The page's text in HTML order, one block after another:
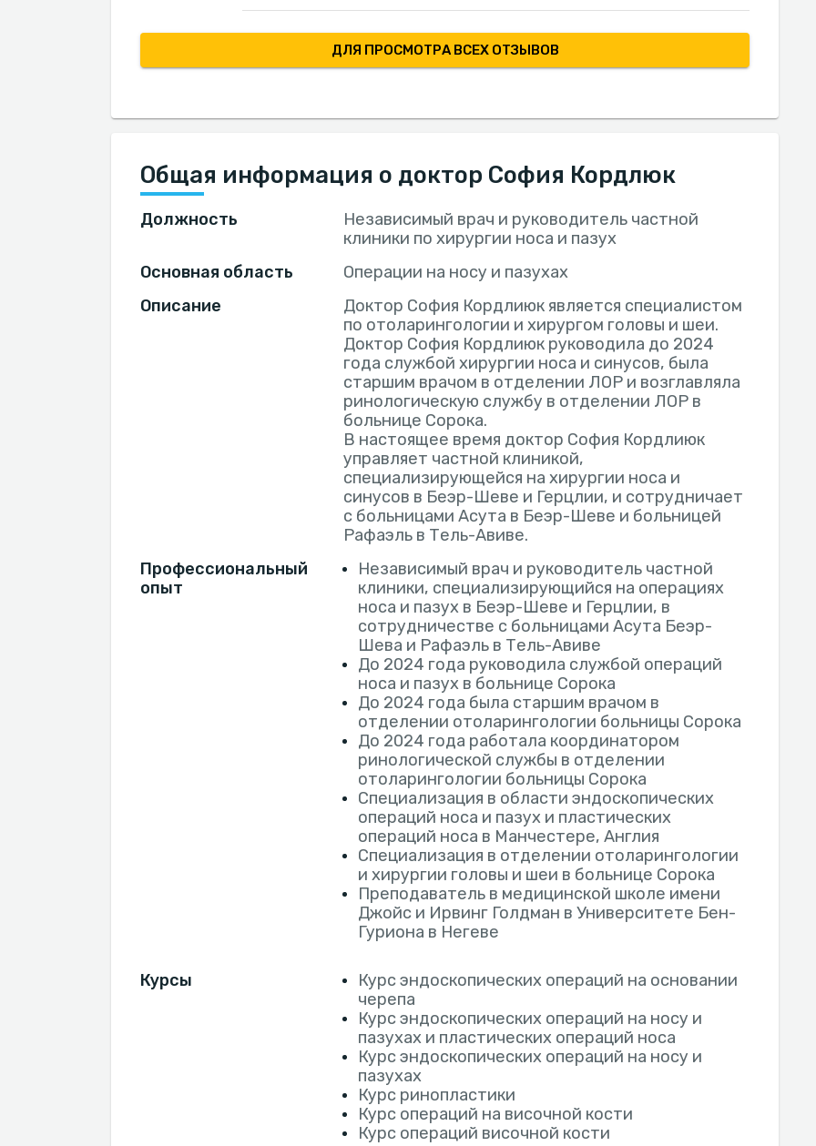
ДЛЯ ПРОСМОТРА ВСЕХ ОТЗЫВОВ
Общая информация о доктор София Кордлюк
Должность
Независимый врач и руководитель частной
клиники по хирургии носа и пазух
Основная область
Операции на носу и пазухах
Описание
Доктор София Кордлиюк является специалистом
по отоларингологии и хирургом головы и шеи.
Доктор София Кордлиюк руководила до 2024
года службой хирургии носа и синусов, была
старшим врачом в отделении ЛОР и возглавляла
ринологическую службу в отделении ЛОР в
больнице Сорока.
В настоящее время доктор София Кордлиюк
управляет частной клиникой,
специализирующейся на хирургии носа и
синусов в Беэр-Шеве и Герцлии, и сотрудничает
с больницами Асута в Беэр-Шеве и больницей
Рафаэль в Тель-Авиве.
Профессиональный
опыт
Независимый врач и руководитель частной
клиники, специализирующийся на операциях
носа и пазух в Беэр-Шеве и Герцлии, в
сотрудничестве с больницами Асута Беэр-
Шева и Рафаэль в Тель-Авиве
До 2024 года руководила службой операций
носа и пазух в больнице Сорока
До 2024 года была старшим врачом в
отделении отоларингологии больницы Сорока
До 2024 года работала координатором
ринологической службы в отделении
отоларингологии больницы Сорока
Специализация в области эндоскопических
операций носа и пазух и пластических
операций носа в Манчестере, Англия
Специализация в отделении отоларингологии
и хирургии головы и шеи в больнице Сорока
Преподаватель в медицинской школе имени
Джойс и Ирвинг Голдман в Университете Бен-
Гуриона в Негеве
Курсы
Курс эндоскопических операций на основании
черепа
Курс эндоскопических операций на носу и
пазухах и пластических операций носа
Курс эндоскопических операций на носу и
пазухах
Курс ринопластики
Курс операций на височной кости
Курс операций височной кости